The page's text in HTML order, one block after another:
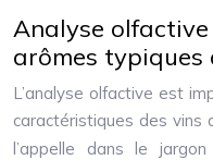
Analyse
arômes typiques
L’analyse olfactive est
caractéristiques des vins
l’appelle dans le